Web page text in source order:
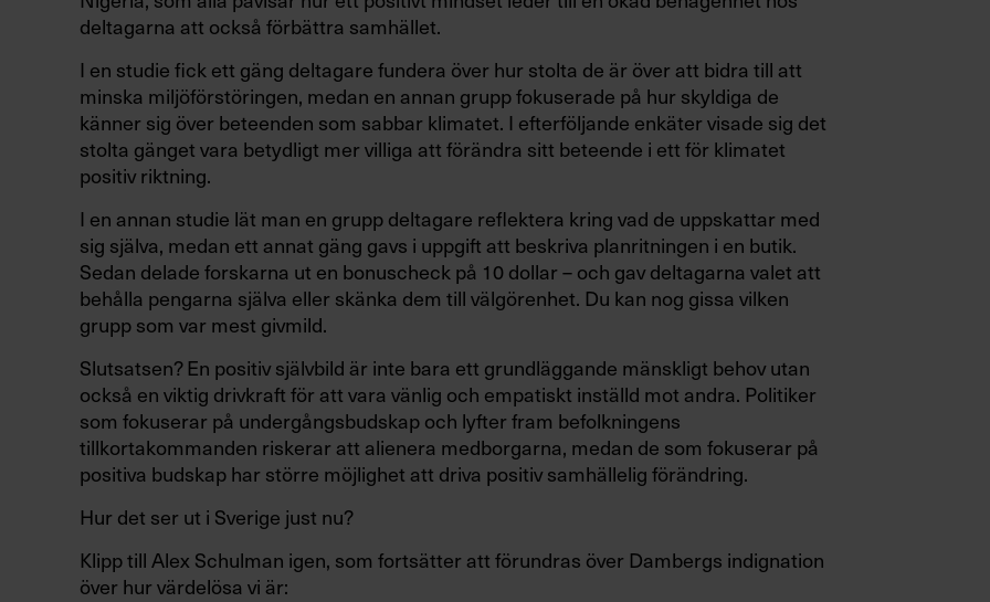
deltagarna att också förbättra samhället.
I en studie fick ett gäng deltagare fundera över hur stolta de är över att bidra till att
minska miljöförstöringen, medan en annan grupp fokuserade på hur skyldiga de
känner sig över beteenden som sabbar klimatet. I efterföljande enkäter visade sig det
stolta gänget vara betydligt mer villiga att förändra sitt beteende i ett för klimatet
positiv riktning.
I en annan studie lät man en grupp deltagare reflektera kring vad de uppskattar med
sig själva, medan ett annat gäng gavs i uppgift att beskriva planritningen i en butik.
Sedan delade forskarna ut en bonuscheck på 10 dollar – och gav deltagarna valet att
behålla pengarna själva eller skänka dem till välgörenhet. Du kan nog gissa vilken
grupp som var mest givmild.
Slutsatsen? En positiv självbild är inte bara ett grundläggande mänskligt behov utan
också en viktig drivkraft för att vara vänlig och empatiskt inställd mot andra. Politiker
som fokuserar på undergångsbudskap och lyfter fram befolkningens
tillkortakommanden riskerar att alienera medborgarna, medan de som fokuserar på
positiva budskap har större möjlighet att driva positiv samhällelig förändring.
Hur det ser ut i Sverige just nu?
Klipp till Alex Schulman igen, som fortsätter att förundras över Dambergs indignation
över hur värdelösa vi är: